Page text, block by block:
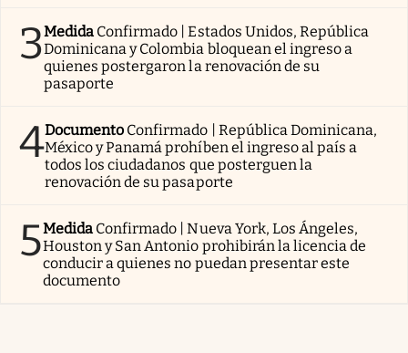
3Medida Confirmado | Estados Unidos, República
Dominicana y Colombia bloquean el ingreso a
quienes postergaron la renovación de su
pasaporte
4Documento Confirmado | República Dominicana,
México y Panamá prohíben el ingreso al país a
todos los ciudadanos que posterguen la
renovación de su pasaporte
5Medida Confirmado | Nueva York, Los Ángeles,
Houston y San Antonio prohibirán la licencia de
conducir a quienes no puedan presentar este
documento